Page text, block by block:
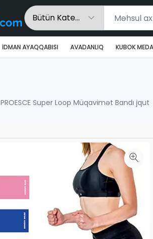
İDMAN AYAQQABISI AVADANLIQ KUBOK
PROESCE Super Loop Müqavimət Bandı jqut